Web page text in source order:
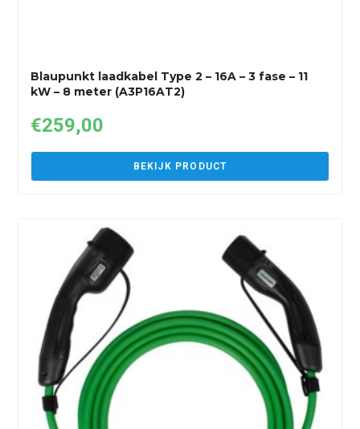
Blaupunkt laadkabel Type 2 – 16A – 3 fase – 11
kW – 8 meter (A3P16AT2)
€259,00
BEKIJK PRODUCT